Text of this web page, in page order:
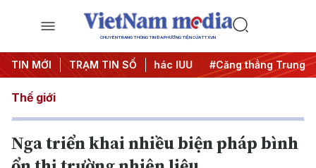
CHUYÊN TRANG THÔNG TIN ĐA PHƯƠNG TIỆN CỦA TTXVN
TIN MỚI TRẠM TIN SỐ
đêm #Chống khai thác IUU #Căng thẳng Trung Đông
Thế giới
Nga triển khai nhiều biện pháp bình